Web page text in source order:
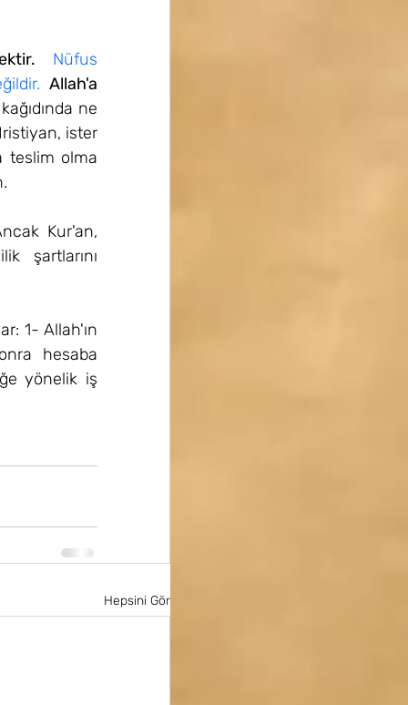
Nüfus
Allah'a
ne
ister
teslim olma
Kur'an,
şartlarını
1- Allah'ın
hesaba
yönelik iş
Hepsini Gör